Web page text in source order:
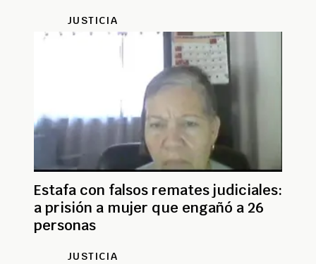
JUSTICIA
Estafa con falsos remates judiciales:
a prisión a mujer que engañó a 26
personas
JUSTICIA